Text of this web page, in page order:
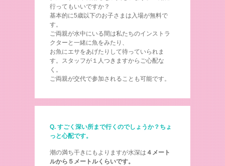
行ってもいいですか？
基本的に5歳以下のお子さまは入場が無料で
す。
ご両親が水中にいる間は私たちのインストラ
クターと一緒に魚をみたり、
お魚にエサをあげたりして待っていられま
す。スタッフが１人つきますからご心配な
く。
ご両親が交代で参加されることも可能です。
Q. すごく深い所まで行くのでしょうか？ちょ
っと心配です。
潮の満ち干きにもよりますが水深は ４メート
ルから５メートルくらいです。